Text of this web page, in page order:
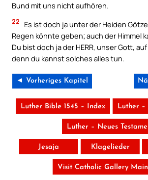
Bund mit uns nicht aufhören.
22
Es ist doch ja unter der Heiden
Regen könnte geben; auch der Himmel
Du bist doch ja der HERR, unser Gott,
denn du kannst solches alles tun.
◄ Vorheriges Kapitel
Luther Bible 1545 – Index Luther –
Luther – Neues
Jesaja Klagelieder
Visit Catholic Gallery